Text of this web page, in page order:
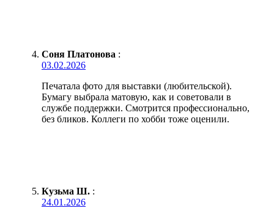
Соня Платонова :
03.02.2026
Печатала фото для выставки (любительской).
Бумагу выбрала матовую, как и советовали в
службе поддержки. Смотрится профессионально,
без бликов. Коллеги по хобби тоже оценили.
Кузьма Ш. :
24.01.2026